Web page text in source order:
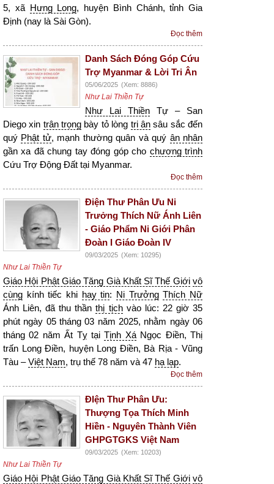
5, xã Hưng Long, huyện Bình Chánh, tỉnh Gia
Định (nay là Sài Gòn).
Đọc thêm
Danh Sách Đóng Góp Cứu
Trợ Myanmar & Lời Tri Ân
05/06/2025 (Xem: 8886)
Như Lai Thiền Tự
Như Lai Thiền Tự – San
Diego xin trân trọng bày tỏ lòng tri ânsâu sắc đến
quý Phật tử, mạnh thường quân và quý ân nhân
gần xa đã chung tay đóng góp cho chương trình
Cứu Trợ Động Đất tại Myanmar.
Đọc thêm
Điện Thư Phân Ưu Ni
Trưởng Thích Nữ Ánh Liên
- Giáo Phẩm Ni Giới Phân
Đoàn I Giáo Đoàn IV
09/03/2025 (Xem: 10295)
Như Lai Thiền Tự
Giáo Hội Phật Giáo Tăng Già Khất Sĩ Thế Giới vô
cùng kính tiếc khi hay tin: Ni Trưởng Thích Nữ
Ánh Liên, đã thu thầnthị tịchvào lúc: 22 giờ 35
phút ngày 05 tháng 03 năm 2025, nhằm ngày 06
tháng 02 năm Ất Tỵ tạiTịnh XáNgọc Điền, Thị
trấn Long Điền, huyện Long Điền, Bà Rịa - Vũng
Tàu –Việt Nam, trụ thế 78 năm và 47 hạ lạp.
Đọc thêm
ĐIện Thư Phân Ưu:
Thượng Tọa Thích Minh
Hiền - Nguyên Thành Viên
GHPGTGKS Việt Nam
09/03/2025 (Xem: 10203)
Như Lai Thiền Tự
Giáo Hội Phật Giáo Tăng Già Khất Sĩ Thế Giới vô